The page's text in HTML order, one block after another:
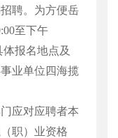
聘。为方便岳
至下午
体报名地点及
业单位四海揽
应对应聘者本
职）业资格